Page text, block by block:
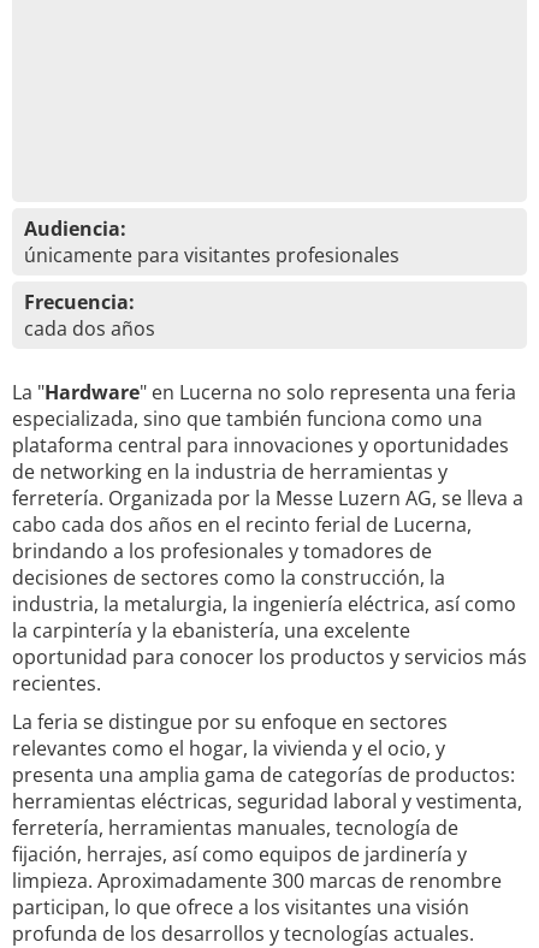
Audiencia:
únicamente para visitantes profesionales
Frecuencia:
cada dos años
La "Hardware" en Lucerna no solo representa una feria
especializada, sino que también funciona como una
plataforma central para innovaciones y oportunidades
de networking en la industria de herramientas y
ferretería. Organizada por la Messe Luzern AG, se lleva a
cabo cada dos años en el recinto ferial de Lucerna,
brindando a los profesionales y tomadores de
decisiones de sectores como la construcción, la
industria, la metalurgia, la ingeniería eléctrica, así como
la carpintería y la ebanistería, una excelente
oportunidad para conocer los productos y servicios más
recientes.
La feria se distingue por su enfoque en sectores
relevantes como el hogar, la vivienda y el ocio, y
presenta una amplia gama de categorías de productos:
herramientas eléctricas, seguridad laboral y vestimenta,
ferretería, herramientas manuales, tecnología de
fijación, herrajes, así como equipos de jardinería y
limpieza. Aproximadamente 300 marcas de renombre
participan, lo que ofrece a los visitantes una visión
profunda de los desarrollos y tecnologías actuales.